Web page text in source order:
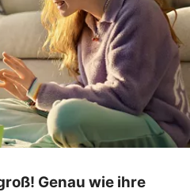
Genau wie ihre